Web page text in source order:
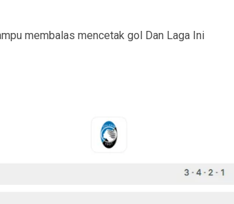
membalas mencetak gol Dan Laga Ini